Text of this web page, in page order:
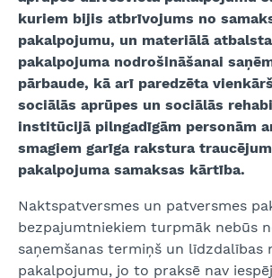
kuriem bijis atbrīvojums no
pakalpojumu, un materiālā
pakalpojuma nodrošināšanai
pārbaude, kā arī paredzēta
sociālās aprūpes un sociālās
institūcijā pilngadīgām personām
smagiem garīga rakstura
pakalpojuma samaksas kārtība.
Naktspatversmes un patversmes
bezpajumtniekiem turpmāk nebūs
saņemšanas termiņš un līdzdalības
pakalpojumu, jo to praksē nav